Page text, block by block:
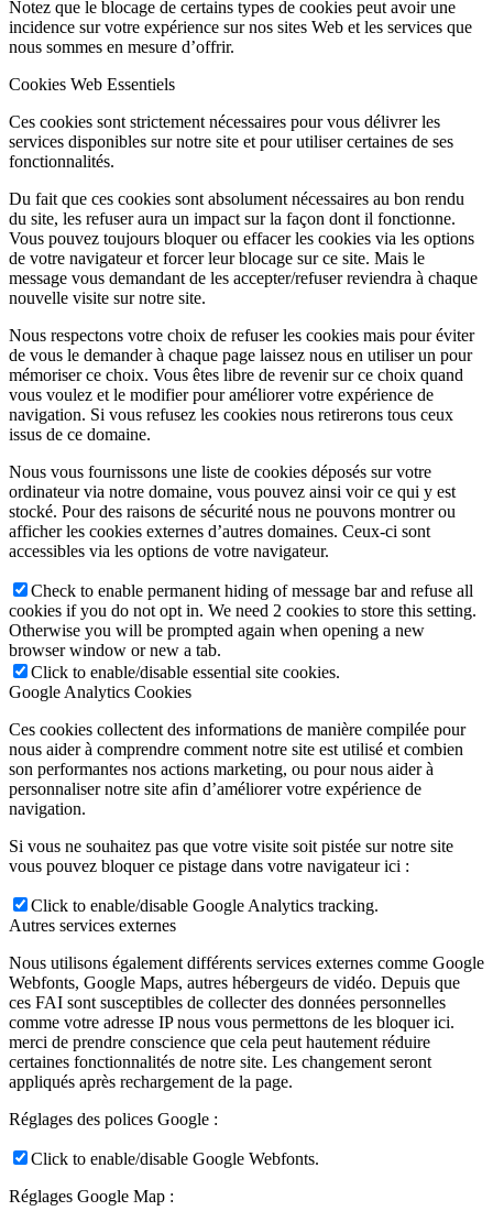
Notez que le blocage de certains types de cookies peut avoir une
incidence sur votre expérience sur nos sites Web et les services que
nous sommes en mesure d’offrir.
Cookies Web Essentiels
Ces cookies sont strictement nécessaires pour vous délivrer les
services disponibles sur notre site et pour utiliser certaines de ses
fonctionnalités.
Du fait que ces cookies sont absolument nécessaires au bon rendu
du site, les refuser aura un impact sur la façon dont il fonctionne.
Vous pouvez toujours bloquer ou effacer les cookies via les options
de votre navigateur et forcer leur blocage sur ce site. Mais le
message vous demandant de les accepter/refuser reviendra à chaque
nouvelle visite sur notre site.
Nous respectons votre choix de refuser les cookies mais pour éviter
de vous le demander à chaque page laissez nous en utiliser un pour
mémoriser ce choix. Vous êtes libre de revenir sur ce choix quand
vous voulez et le modifier pour améliorer votre expérience de
navigation. Si vous refusez les cookies nous retirerons tous ceux
issus de ce domaine.
Nous vous fournissons une liste de cookies déposés sur votre
ordinateur via notre domaine, vous pouvez ainsi voir ce qui y est
stocké. Pour des raisons de sécurité nous ne pouvons montrer ou
afficher les cookies externes d’autres domaines. Ceux-ci sont
accessibles via les options de votre navigateur.
Check to enable permanent hiding of message bar and refuse all
cookies if you do not opt in. We need 2 cookies to store this setting.
Otherwise you will be prompted again when opening a new
browser window or new a tab.
Click to enable/disable essential site cookies.
Google Analytics Cookies
Ces cookies collectent des informations de manière compilée pour
nous aider à comprendre comment notre site est utilisé et combien
son performantes nos actions marketing, ou pour nous aider à
personnaliser notre site afin d’améliorer votre expérience de
navigation.
Si vous ne souhaitez pas que votre visite soit pistée sur notre site
vous pouvez bloquer ce pistage dans votre navigateur ici :
Click to enable/disable Google Analytics tracking.
Autres services externes
Nous utilisons également différents services externes comme Google
Webfonts, Google Maps, autres hébergeurs de vidéo. Depuis que
ces FAI sont susceptibles de collecter des données personnelles
comme votre adresse IP nous vous permettons de les bloquer ici.
merci de prendre conscience que cela peut hautement réduire
certaines fonctionnalités de notre site. Les changement seront
appliqués après rechargement de la page.
Réglages des polices Google :
Click to enable/disable Google Webfonts.
Réglages Google Map :